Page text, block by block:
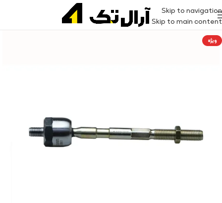
Skip to navigation
Skip to main content
ویژه